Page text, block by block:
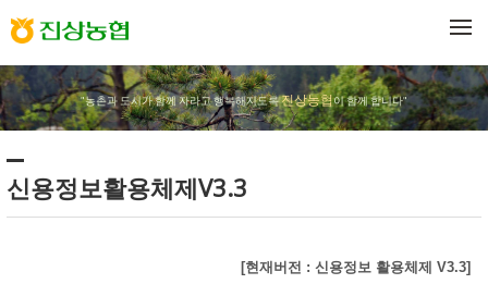
"농촌과 도시가 함께 자라고 행복해지도록진상농협이 함께 합니다"
신용정보활용체제V3.3
[현재버전 : 신용정보 활용체제 V3.3]